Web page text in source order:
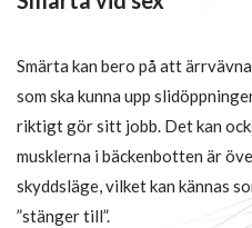
Smärta kan bero på att
som ska kunna upp
riktigt gör sitt jobb. Det kan
musklerna i bäckenbotten är
skyddsläge, vilket kan kännas
”stänger till”.